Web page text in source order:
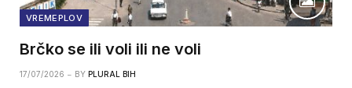
VREMEPLOV
Brčko se ili voli ili ne voli
17/07/2026 BY PLURAL BIH